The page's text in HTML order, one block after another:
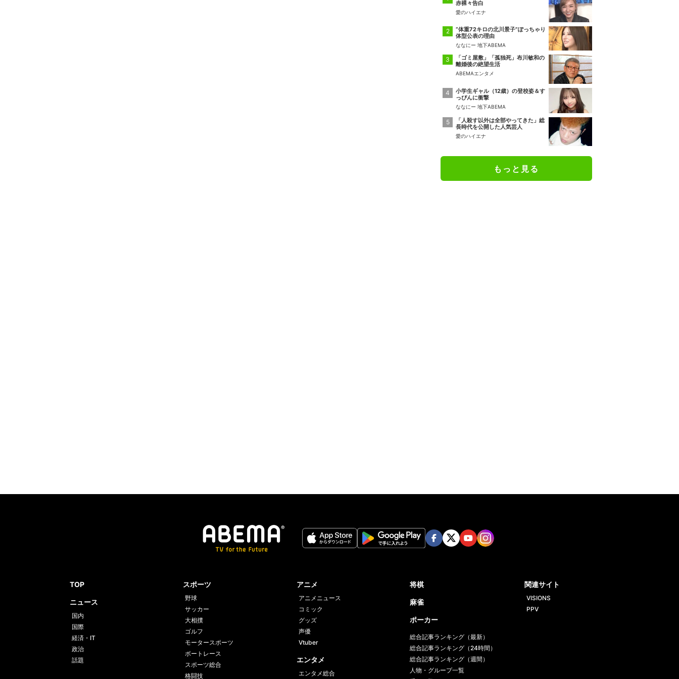
赤裸々告白
愛のハイエナ
“体重72キロの北川景子”ぽっちゃり
体型公表の理由
ななにー 地下ABEMA
「ゴミ屋敷」「孤独死」布川敏和の
離婚後の絶望生活
ABEMAエンタメ
小学生ギャル（12歳）の登校姿＆す
っぴんに衝撃
ななにー 地下ABEMA
「人殺す以外は全部やってきた」総
長時代を公開した人気芸人
愛のハイエナ
もっと見る
TOP
ニュース
国内
国際
経済・IT
政治
話題
スポーツ
野球
サッカー
大相撲
ゴルフ
モータースポーツ
ボートレース
スポーツ総合
格闘技
アニメ
アニメニュース
コミック
グッズ
声優
Vtuber
エンタメ
エンタメ総合
将棋
麻雀
ポーカー
総合記事ランキング（最新）
総合記事ランキング（24時間）
総合記事ランキング（週間）
人物・グループ一覧
関連サイト
VISIONS
PPV